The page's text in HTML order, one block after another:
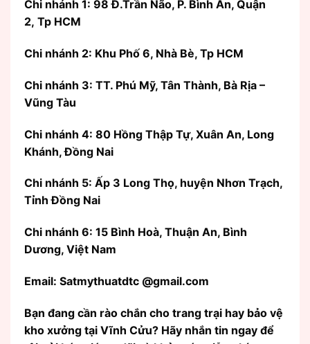
Chi nhánh 1: 98 Đ.Trần Não, P. Bình An, Quận
2, Tp HCM
Chi nhánh 2: Khu Phố 6, Nhà Bè, Tp HCM
Chi nhánh 3: TT. Phú Mỹ, Tân Thành, Bà Rịa –
Vũng Tàu
Chi nhánh 4: 80 Hồng Thập Tự, Xuân An, Long
Khánh, Đồng Nai
Chi nhánh 5: Ấp 3 Long Thọ, huyện Nhơn Trạch,
Tỉnh Đồng Nai
Chi nhánh 6: 15 Bình Hoà, Thuận An, Bình
Dương, Việt Nam
Email: Satmythuatdtc @gmail.com
Bạn đang cần rào chắn cho trang trại hay bảo vệ
kho xưởng tại Vĩnh Cửu? Hãy nhắn tin ngay để